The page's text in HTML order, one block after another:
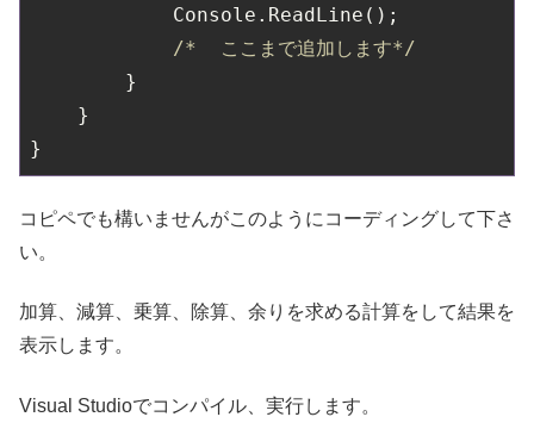
            Console.ReadLine();
/*  ここまで追加します*/
        }
    }
コピペでも構いませんがこのようにコーディングして下さ
い。
加算、減算、乗算、除算、余りを求める計算をして結果を
表示します。
Visual Studioでコンパイル、実行します。